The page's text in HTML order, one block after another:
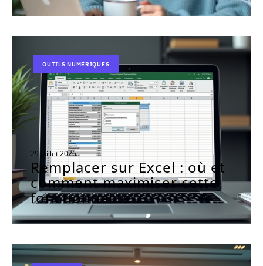
OUTILS NUMÉRIQUES
29 juillet 2026
Remplacer sur Excel : où et
comment maximiser cette
fonctionnalité ?